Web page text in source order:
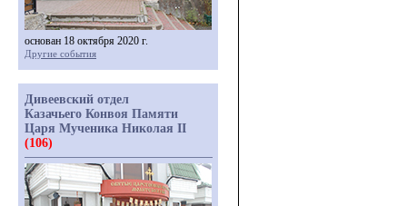
основан 18 октября 2020 г.
Другие события
Дивеевский отдел
Казачьего Конвоя Памяти
Царя Мученика Николая II
(106)